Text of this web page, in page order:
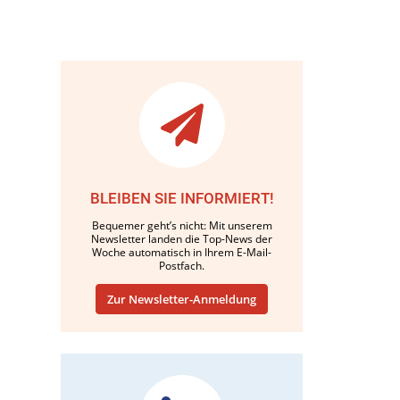
BLEIBEN SIE INFORMIERT!
Bequemer geht’s nicht: Mit unserem
Newsletter landen die Top-News der
Woche automatisch in Ihrem E-Mail-
Postfach.
Zur Newsletter-Anmeldung